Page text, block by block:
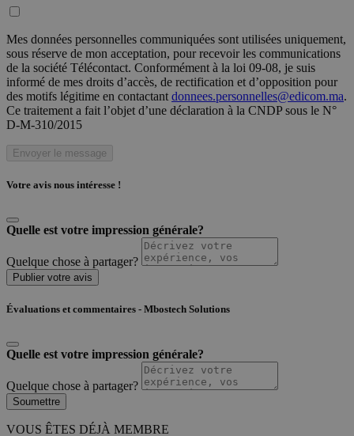
Mes données personnelles communiquées sont utilisées uniquement,
sous réserve de mon acceptation, pour recevoir les communications
de la société Télécontact. Conformément à la loi 09-08, je suis
informé de mes droits d’accès, de rectification et d’opposition pour
des motifs légitime en contactant donnees.personnelles@edicom.ma.
Ce traitement a fait l’objet d’une déclaration à la CNDP sous le N°
D-M-310/2015
Envoyer le message
Votre avis nous intéresse !
Quelle est votre impression générale?
Quelque chose à partager?
Publier votre avis
Évaluations et commentaires - Mbostech Solutions
Quelle est votre impression générale?
Quelque chose à partager?
Soumettre
VOUS ÊTES DÉJÀ MEMBRE